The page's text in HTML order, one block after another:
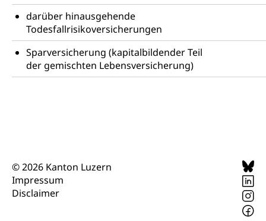
darüber hinausgehende
Todesfallrisikoversicherungen
Sparversicherung (kapitalbildender Teil
der gemischten Lebensversicherung)
© 2026 Kanton Luzern
Impressum
Disclaimer